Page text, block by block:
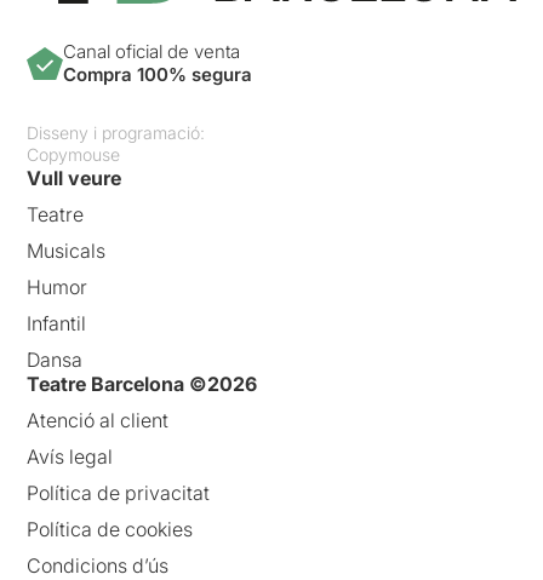
Canal oficial de venta
Compra 100% segura
Disseny i programació:
Copymouse
Vull veure
Teatre
Musicals
Humor
Infantil
Dansa
Teatre Barcelona ©2026
Atenció al client
Avís legal
Política de privacitat
Política de cookies
Condicions d’ús